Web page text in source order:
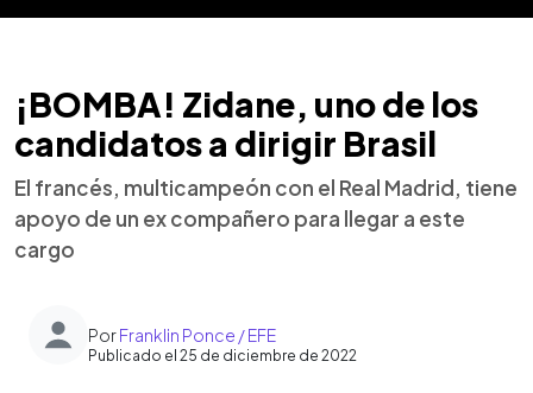
¡BOMBA! Zidane, uno de los
candidatos a dirigir Brasil
El francés, multicampeón con el Real Madrid, tiene
apoyo de un ex compañero para llegar a este
cargo
PorFranklin Ponce / EFE
Publicado el 25 de diciembre de 2022